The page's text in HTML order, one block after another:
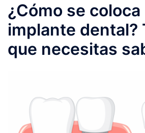
¿Cómo se coloca
implante dental?
que necesitas